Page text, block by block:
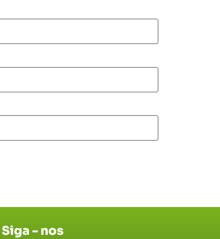
Siga - nos